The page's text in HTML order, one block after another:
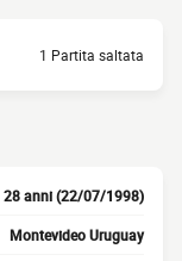
1 Partita saltata
28 anni (22/07/1998)
Montevideo Uruguay